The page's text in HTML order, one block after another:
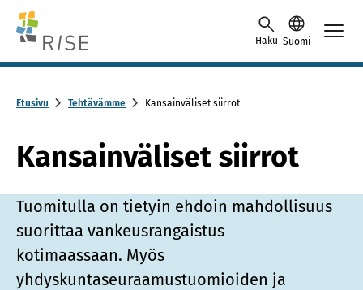
Skip to content -saavutettavuusohje
Haku Suomi
Etusivu Tehtävämme Kansainväliset siirrot
Kansainväliset siirrot
Tuo­mi­tul­la on tietyin ehdoin mah­dol­li­suus
suo­rit­taa van­keus­ran­gais­tus
kotimaassaan. Myös
yhdyskuntaseuraamustuomioiden ja